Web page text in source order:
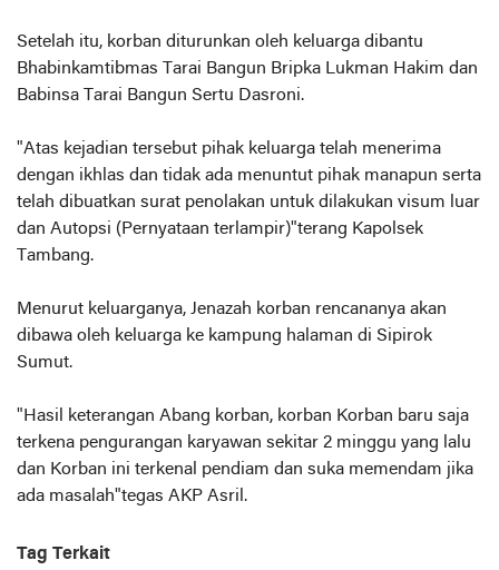
Setelah itu, korban diturunkan oleh keluarga dibantu
Bhabinkamtibmas Tarai Bangun Bripka Lukman Hakim dan
Babinsa Tarai Bangun Sertu Dasroni.
"Atas kejadian tersebut pihak keluarga telah menerima
dengan ikhlas dan tidak ada menuntut pihak manapun serta
telah dibuatkan surat penolakan untuk dilakukan visum luar
dan Autopsi (Pernyataan terlampir)"terang Kapolsek
Tambang.
Menurut keluarganya, Jenazah korban rencananya akan
dibawa oleh keluarga ke kampung halaman di Sipirok
Sumut.
"Hasil keterangan Abang korban, korban Korban baru saja
terkena pengurangan karyawan sekitar 2 minggu yang lalu
dan Korban ini terkenal pendiam dan suka memendam jika
ada masalah"tegas AKP Asril.
Tag Terkait